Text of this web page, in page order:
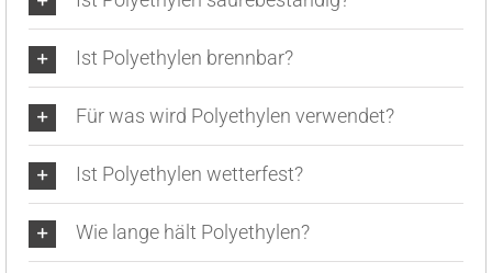
Ist Polyethylen brennbar?
Für was wird Polyethylen verwendet?
Ist Polyethylen wetterfest?
Wie lange hält Polyethylen?